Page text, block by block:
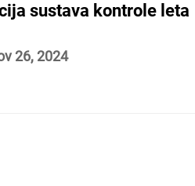
sustava kontrole leta
26, 2024